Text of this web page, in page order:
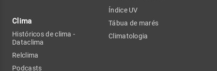
Clima
Históricos de clima -
Dataclima
Relclima
Podcasts
Índice UV
Tábua de marés
Climatologia